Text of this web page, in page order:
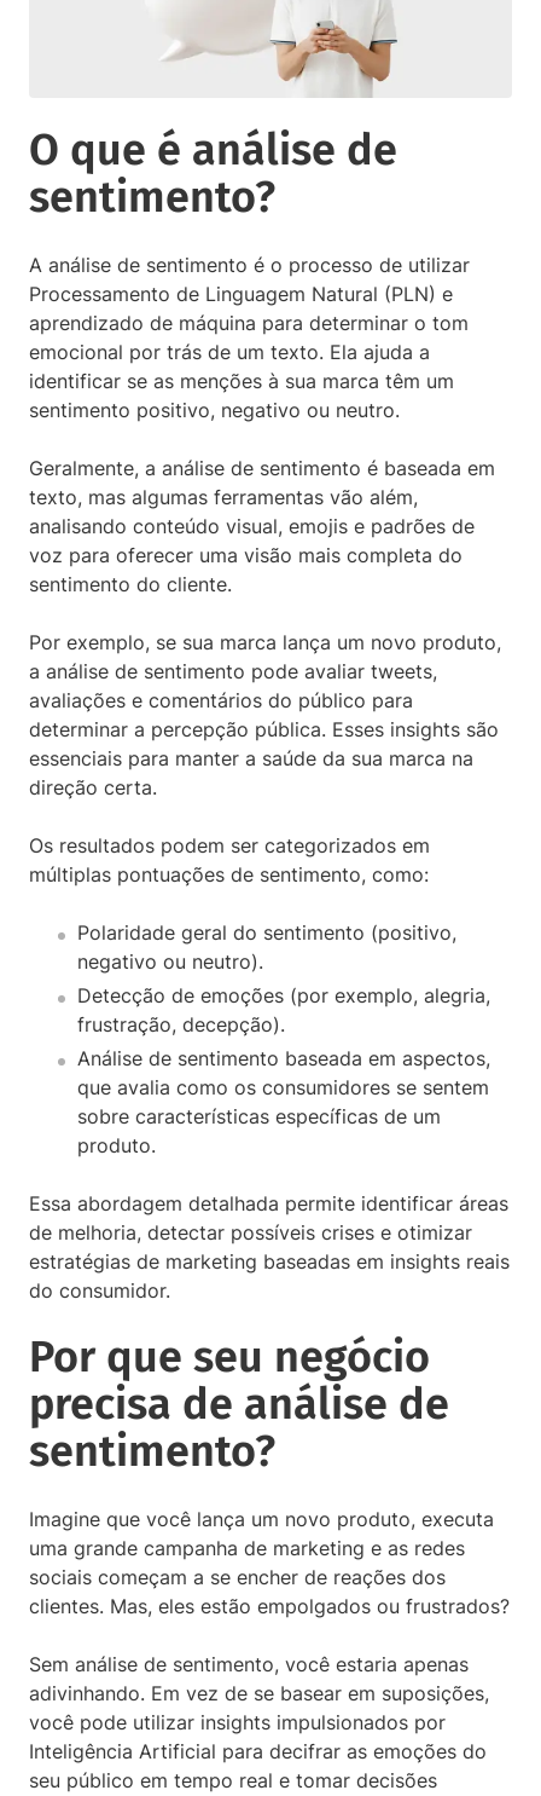
O que é análise de
sentimento?
A análise de sentimento é o processo de utilizar
Processamento de Linguagem Natural (PLN) e
aprendizado de máquina para determinar o tom
emocional por trás de um texto. Ela ajuda a
identificar se as menções à sua marca têm um
sentimento positivo, negativo ou neutro.
Geralmente, a análise de sentimento é baseada em
texto, mas algumas ferramentas vão além,
analisando conteúdo visual, emojis e padrões de
voz para oferecer uma visão mais completa do
sentimento do cliente.
Por exemplo, se sua marca lança um novo produto,
a análise de sentimento pode avaliar tweets,
avaliações e comentários do público para
determinar a percepção pública. Esses insights são
essenciais para manter a saúde da sua marca na
direção certa.
Os resultados podem ser categorizados em
múltiplas pontuações de sentimento, como:
Polaridade geral do sentimento (positivo,
negativo ou neutro).
Detecção de emoções (por exemplo, alegria,
frustração, decepção).
Análise de sentimento baseada em aspectos,
que avalia como os consumidores se sentem
sobre características específicas de um
produto.
Essa abordagem detalhada permite identificar áreas
de melhoria, detectar possíveis crises e otimizar
estratégias de marketing baseadas em insights reais
do consumidor.
Por que seu negócio
precisa de análise de
sentimento?
Imagine que você lança um novo produto, executa
uma grande campanha de marketing e as redes
sociais começam a se encher de reações dos
clientes. Mas, eles estão empolgados ou frustrados?
Sem análise de sentimento, você estaria apenas
adivinhando. Em vez de se basear em suposições,
você pode utilizar insights impulsionados por
Inteligência Artificial para decifrar as emoções do
seu público em tempo real e tomar decisões